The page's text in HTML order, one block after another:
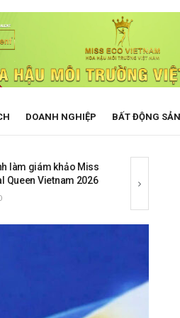
DOANH NGHIỆP BẤT ĐỘNG SẢN
Van Gogh hát tiếng Việt,
Hoàng Dũng trong bản